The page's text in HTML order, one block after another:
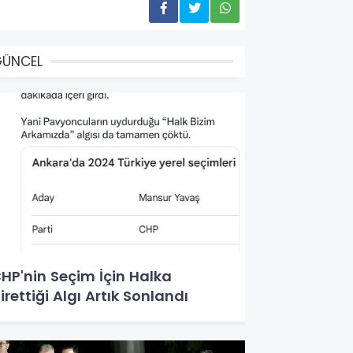
Seçim İçin Halka
Algı Artık Sonlandı